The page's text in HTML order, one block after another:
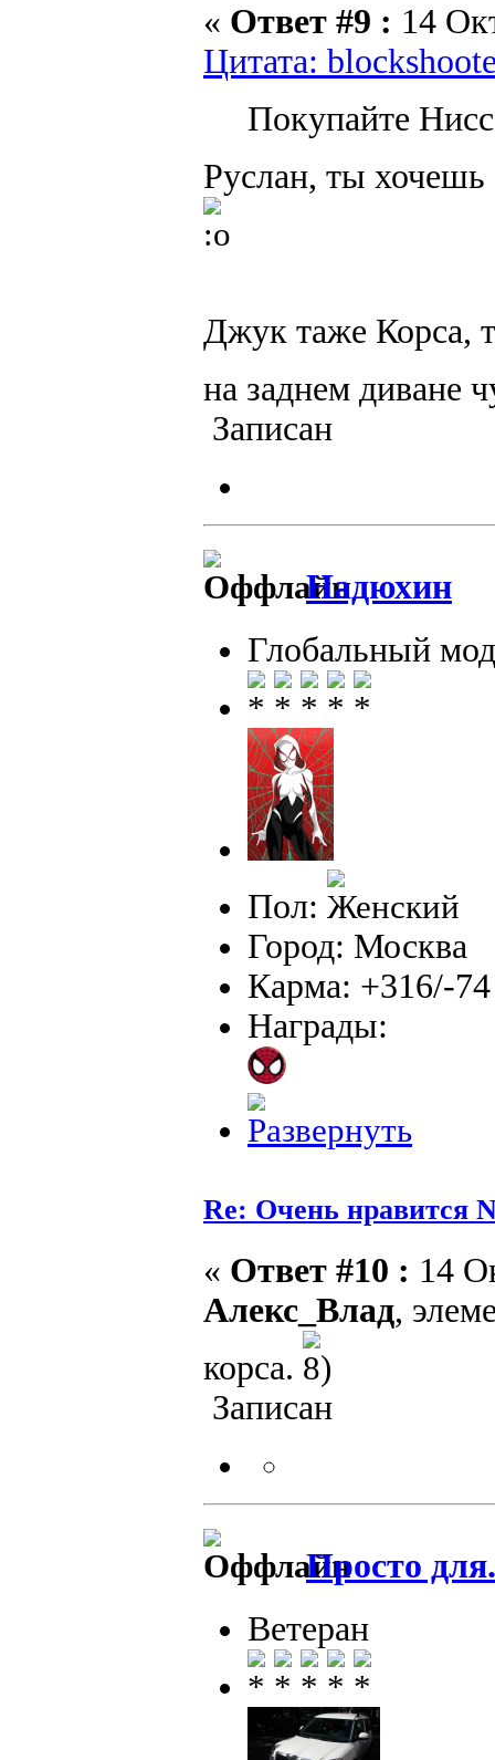
« Ответ #9 : 14
Цитата:
Покупайте
Руслан, ты хочешь
Джук таже Корса,
на заднем диване
Записан
Надюхин
Глобальный
Пол:
Город: Москва
Карма: +316/-74
Награды:
Re: Очень нравится
« Ответ #10 : 14
Алекс_Влад,
корса.
Записан
Просто
Ветеран